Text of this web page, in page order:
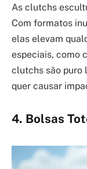
As clutchs
Com formatos
elas elevam
especiais, como
clutchs são puro
quer causar
4. Bolsas